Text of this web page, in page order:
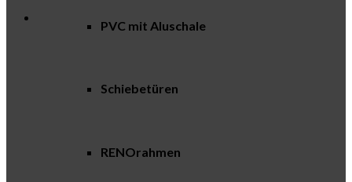
PVC mit Aluschale
Schiebetüren
RENOrahmen